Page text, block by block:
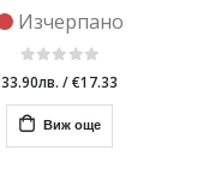
Изчерпано
33.90лв. /€17.33
Виж още